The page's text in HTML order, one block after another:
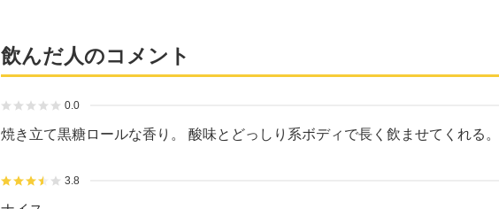
飲んだ人のコメント
0.0
焼き立て黒糖ロールな香り。 酸味とどっしり系ボディで長く飲ませてくれる。
3.8